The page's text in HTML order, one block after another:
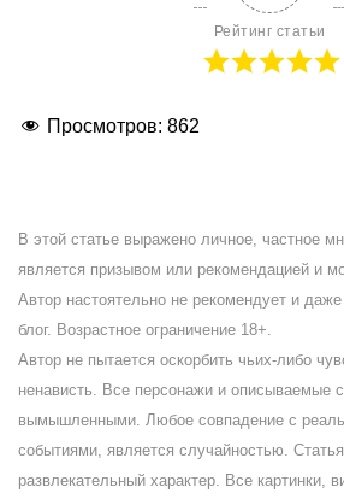
Рейтинг статьи
Просмотров: 862
В этой статье выражено личное, частное
является призывом или рекомендацией и
Автор настоятельно не рекомендует и
блог. Возрастное ограничение 18+.
Автор не пытается оскорбить чьих-либо
ненависть. Все персонажи и описываемые
вымышленными. Любое совпадение с
событиями, является случайностью.
развлекательный характер. Все картинки,